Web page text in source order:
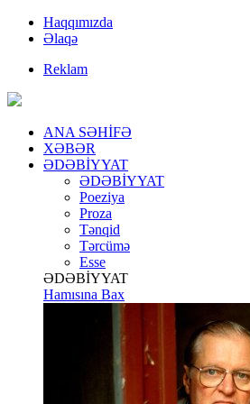
Haqqımızda
Əlaqə
Reklam
ANA SƏHİFƏ
XƏBƏR
ƏDƏBİYYAT
ƏDƏBİYYAT
Poeziya
Proza
Tənqid
Tərcümə
Esse
ƏDƏBİYYAT
Hamısına Bax